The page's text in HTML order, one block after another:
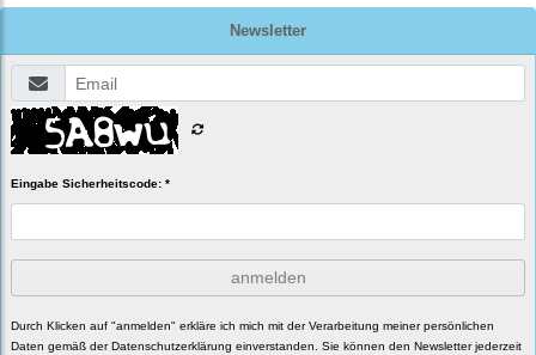
Newsletter
Eingabe Sicherheitscode: *
anmelden
Durch Klicken auf "anmelden" erkläre ich mich mit der Verarbeitung meiner persönlichen
Daten gemäß der Datenschutzerklärung einverstanden. Sie können den Newsletter jederzeit